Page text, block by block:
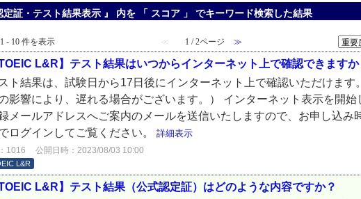
定証・テスト結果表示 』 内を 「 スコア 」 でキーワード検索した結果
- 10 件を表示 ≪ 1 / 2ページ ≫
TOEIC L&R】テスト結果はいつからインターネット上で確認できますか
ト結果は、試験日から17日後にインターネット上で確認いただけます
影響により、遅れる場合がございます。） インターネット表示を開始
メールアドレスへご案内のメールを送信いたしますので、お申し込み
ログインしてご覧ください。 詳細表示
1016 公開日時：2023/08/03 10:00
L&R
TOEIC L&R】テスト結果（公式認定証）はどのような内容ですか？